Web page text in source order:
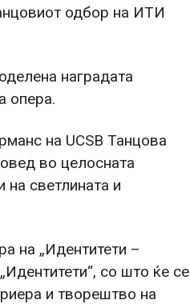
одбор на ИТИ
наградата
опера.
на UCSB Танцова
во целосната
на светлината и
на „Идентитети –
со што ќе се
и творештво на